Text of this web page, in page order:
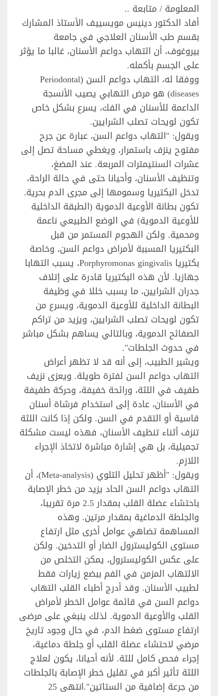
المعلومة / متابعة ..
أفاد الدكتور دينيس مويسييف الأستاذ المشارك
بقسم طب الأسنان العلاجي في جامعة
بيروغوف، أن التهاب دواعم الأسنان، غالبا ما يؤثر
على الجسم بأكمله.
ووفقا له، التهاب دواعم السن (Periodontal
diseases) هو مرض التهابي يصيب الأنسجة
الداعمة للأسنان في الفك، يسرع بشكل خاص
تكون لويحات تصلب الشرايين.
ويقول: "التهاب دواعم السن، عبارة عن جرح
مفتوح ينزف باستمرار، ويغطي مساحة تصل إلى
عشرات السنتيمترات المربعة. عند المضغ،
وتنظيف الأسنان، وأحيانا حتى في حالة الراحة،
تدخل البكتيريا وسمومها إلى مجرى الدم بحرية.
تكون بطانة الأوعية الدموية (الطبقة الداخلية
للأوعية الدموية) في الوضع الطبيعي ناعمة
ومحمية. ولكن الهجوم المستمر من قبل
البكتيريا المسببة لأمراض دواعم السن، وخاصة
بكتيريا Porphyromonas gingivalis، يسبب التهابا
جهازيا. لأن هذه البكتيريا قادرة على إتلاف
جدران الشرايين، ما يسبب خللا في وظيفة
البطانة الداخلية للأوعية الدموية، ويسرع من
تكون لويحات تصلب الشرايين، ويزيد من تراكم
الصفائح الدموية، وبالتالي يساهم بشكل مباشر
في حدوث الجلطات".
ويشير الطبيب، إلى أنه قد لا تظهر أعراض
التهاب دواعم السن لفترة طويلة. ويعزى نزيف
طفيف في اللثة، ورائحة خفيفة، وحركة طفيفة
في الأسنان، عادة إلى استخدام فرشاة أسنان
قاسية أو التقدم في السن. ولكن إذا كانت اللثة
تنزف أثناء تنظيف الأسنان، فهذه ليست مشكلة
تجميلية، بل هي إشارة مباشرة لاتخاذ الإجراء
اللازم.
ويقول: "أظهر تحليل التلوي (Meta-analysis)، أن
التهاب دواعم السن الحاد يزيد من خطر الإصابة
باحتشاء عضلة القلب بمقدار 2.5 مرة تقريبا،
والجلطة الدماغية بمقدار مرتين. وهذه
المساهمة تضاهي عوامل أخرى مثل ارتفاع
مستوى الكوليسترول الضار أو التدخين. ولكن
على عكس الكوليسترول، يمكن التخلص من
الالتهاب المزمن في الفم ببضع زيارات فقط
لطبيب الأسنان. وقد أدرج أطباء القلب التهاب
دواعم السن في قائمة عوامل الخطر لأمراض
القلب والأوعية الدموية. لذلك ينبغي على مرضى
ارتفاع مستوى ضغط الدم، في حال وجود تاريخ
مرضي لاحتشاء عضلة القلب أو جلطة دماغية،
إجراء فحص كامل للثة. لأنه أحيانا، يكون لعلاج
اللثة تأثير أكبر في تقليل خطر الإصابة بالجلطات
من جرعة إضافية من الستاتين".انتهى 25